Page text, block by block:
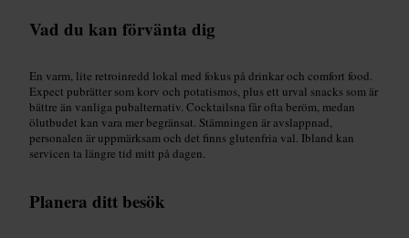
Vad du kan förvänta dig
En varm, lite retroinredd lokal med fokus på drinkar och comfort food.
Expect pubrätter som korv och potatismos, plus ett urval snacks som är
bättre än vanliga pubalternativ. Cocktailsna får ofta beröm, medan
ölutbudet kan vara mer begränsat. Stämningen är avslappnad,
personalen är uppmärksam och det finns glutenfria val. Ibland kan
servicen ta längre tid mitt på dagen.
Planera ditt besök